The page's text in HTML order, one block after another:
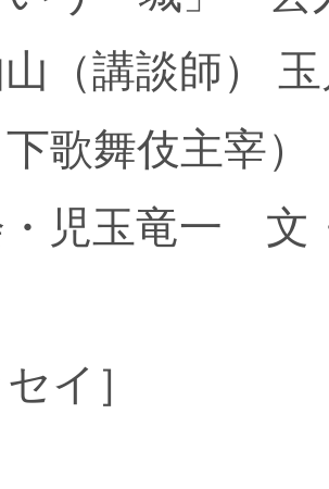
（講談師）
下歌舞伎主宰）
児玉竜一 文
イ］